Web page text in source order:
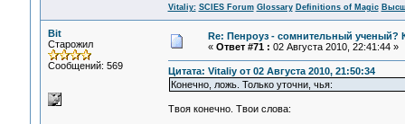
Vitaliy: SCIES Forum Glossary Definitions of Magic
Bit
Старожил
Сообщений: 569
Re: Пенроуз - сомнительный ученый?
« Ответ #71 : 02 Августа 2010, 22:41:44 »
Цитата: Vitaliy от 02 Августа 2010, 21:50:34
Конечно, ложь. Только уточни, чья:
Твоя конечно. Твои слова: